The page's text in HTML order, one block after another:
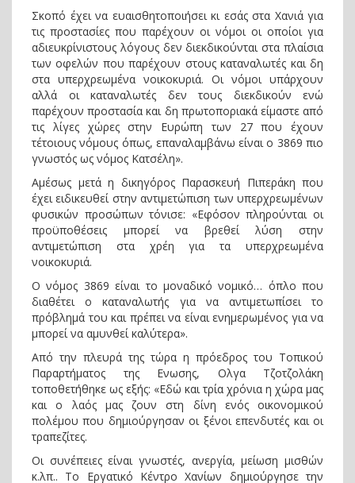
Σκοπό έχει να ευαισθητοποιήσει κι εσάς στα Χανιά για
τις προστασίες που παρέχουν οι νόμοι οι οποίοι για
αδιευκρίνιστους λόγους δεν διεκδικούνται στα πλαίσια
των οφελών που παρέχουν στους καταναλωτές και δη
στα υπερχρεωμένα νοικοκυριά. Οι νόμοι υπάρχουν
αλλά οι καταναλωτές δεν τους διεκδικούν ενώ
παρέχουν προστασία και δη πρωτοποριακά είμαστε από
τις λίγες χώρες στην Ευρώπη των 27 που έχουν
τέτοιους νόμους όπως, επαναλαμβάνω είναι ο 3869 πιο
γνωστός ως νόμος Κατσέλη».
Αμέσως μετά η δικηγόρος Παρασκευή Πιπεράκη που
έχει ειδικευθεί στην αντιμετώπιση των υπερχρεωμένων
φυσικών προσώπων τόνισε: «Εφόσον πληρούνται οι
προϋποθέσεις μπορεί να βρεθεί λύση στην
αντιμετώπιση στα χρέη για τα υπερχρεωμένα
νοικοκυριά.
Ο νόμος 3869 είναι το μοναδικό νομικό… όπλο που
διαθέτει ο καταναλωτής για να αντιμετωπίσει το
πρόβλημά του και πρέπει να είναι ενημερωμένος για να
μπορεί να αμυνθεί καλύτερα».
Από την πλευρά της τώρα η πρόεδρος του Τοπικού
Παραρτήματος της Ενωσης, Oλγα Τζοτζολάκη
τοποθετήθηκε ως εξής: «Εδώ και τρία χρόνια η χώρα μας
και ο λαός μας ζουν στη δίνη ενός οικονομικού
πολέμου που δημιούργησαν οι ξένοι επενδυτές και οι
τραπεζίτες.
Οι συνέπειες είναι γνωστές, ανεργία, μείωση μισθών
κ.λπ.. Το Εργατικό Κέντρο Χανίων δημιούργησε την